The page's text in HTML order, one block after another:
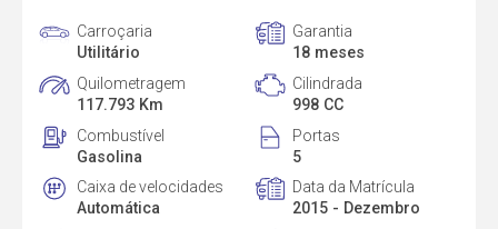
Carroçaria
Utilitário
Garantia
18 meses
Quilometragem
117.793 Km
Cilindrada
998 CC
Combustível
Gasolina
Portas
5
Caixa de velocidades
Automática
Data da Matrícula
2015 - Dezembro